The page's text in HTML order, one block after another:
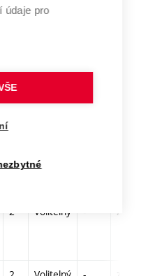
2 Volitelný
2 Volitelný -
2 Volitelný zá
údaje pro